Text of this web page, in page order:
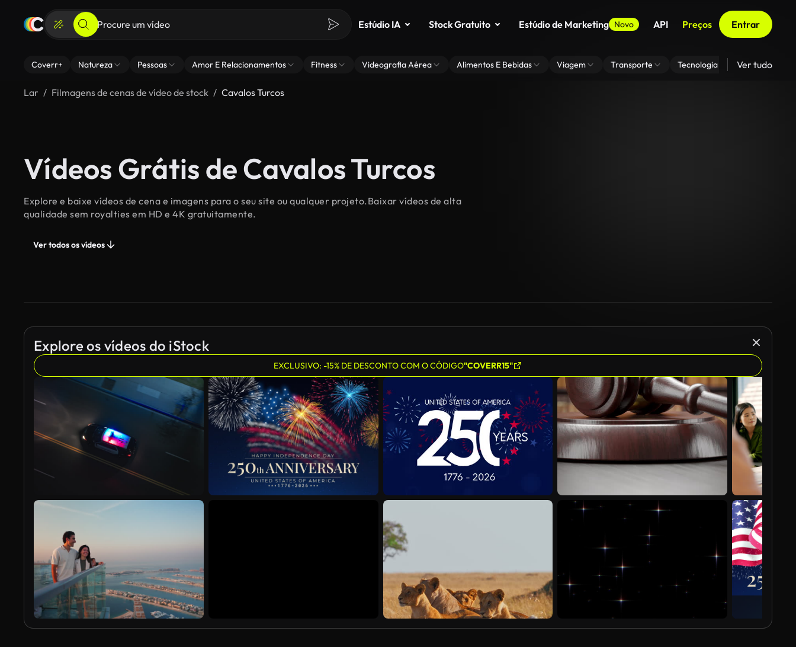
Estúdio IA Stock Gratuito Estúdio de Marketing Novo API Preços Entrar
Coverr+ Natureza Pessoas Amor E Relacionamentos Fitness Videografia Aérea Alimentos E Bebidas Viagem Transporte Tecnologia Zoom De
Ver tudo
Lar Filmagens de cenas de vídeo de stock Cavalos Turcos
Vídeos Grátis de Cavalos Turcos
Explore e baixe vídeos de cena e imagens para o seu site ou qualquer projeto.Baixar vídeos de alta
qualidade sem royalties em HD e 4K gratuitamente.
Ver todos os vídeos
Explore os vídeos do iStock
EXCLUSIVO: -15% DE DESCONTO COM O CÓDIGO"COVERR15"